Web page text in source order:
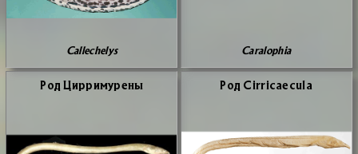
Callechelys Caralophia
Род Цир­ри­му­ре­ны Род Cirricaecula